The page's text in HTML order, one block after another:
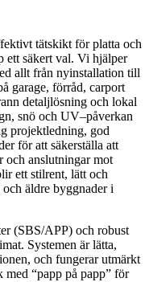
tätskikt för platta och
ett säkert val. Vi hjälper
allt från nyinstallation till
garage, förråd, carport
detaljlösning och lokal
snö och UV–påverkan
projektledning, god
för att säkerställa att
och anslutningar mot
ett stilrent, lätt och
äldre byggnader i
(SBS/APP) och robust
Systemen är lätta,
och fungerar utmärkt
“papp på papp” för